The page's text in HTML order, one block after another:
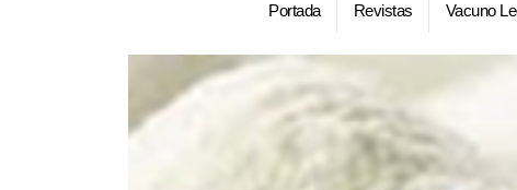
Portada Revistas Vacuno